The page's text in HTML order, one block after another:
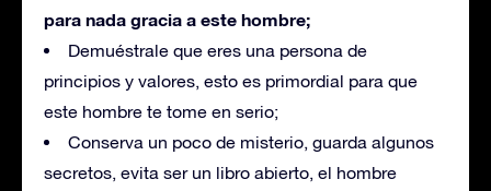
para nada gracia a este hombre;
Demuéstrale que eres una persona de
principios y valores, esto es primordial para que
este hombre te tome en serio;
Conserva un poco de misterio, guarda algunos
secretos, evita ser un libro abierto, el hombre